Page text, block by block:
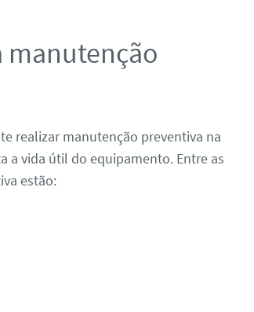
manutenção
realizar manutenção preventiva na
a vida útil do equipamento. Entre as
estão: